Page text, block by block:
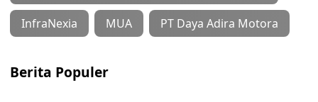
InfraNexia MUA PT Daya Adira Motora
Berita Populer